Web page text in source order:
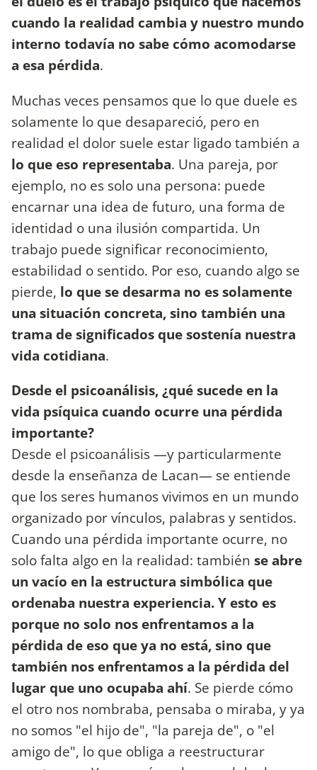
cuando la realidad cambia y nuestro mundo
interno todavía no sabe cómo acomodarse
a esa pérdida.
Muchas veces pensamos que lo que duele es
solamente lo que desapareció, pero en
realidad el dolor suele estar ligado también a
lo que eso representaba. Una pareja, por
ejemplo, no es solo una persona: puede
encarnar una idea de futuro, una forma de
identidad o una ilusión compartida. Un
trabajo puede significar reconocimiento,
estabilidad o sentido. Por eso, cuando algo se
pierde, lo que se desarma no es solamente
una situación concreta, sino también una
trama de significados que sostenía nuestra
vida cotidiana.
Desde el psicoanálisis, ¿qué sucede en la
vida psíquica cuando ocurre una pérdida
importante?
Desde el psicoanálisis —y particularmente
desde la enseñanza de Lacan— se entiende
que los seres humanos vivimos en un mundo
organizado por vínculos, palabras y sentidos.
Cuando una pérdida importante ocurre, no
solo falta algo en la realidad: también se abre
un vacío en la estructura simbólica que
ordenaba nuestra experiencia. Y esto es
porque no solo nos enfrentamos a la
pérdida de eso que ya no está, sino que
también nos enfrentamos a la pérdida del
lugar que uno ocupaba ahí. Se pierde cómo
el otro nos nombraba, pensaba o miraba, y ya
no somos "el hijo de", "la pareja de", o "el
amigo de", lo que obliga a reestructurar